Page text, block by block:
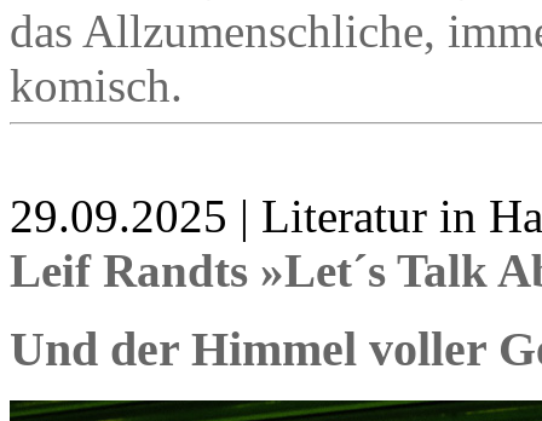
das Allzumenschliche,
komisch.
29.09.2025 | Literatur in
Leif Randts »Let´s Talk
Und der Himmel voller